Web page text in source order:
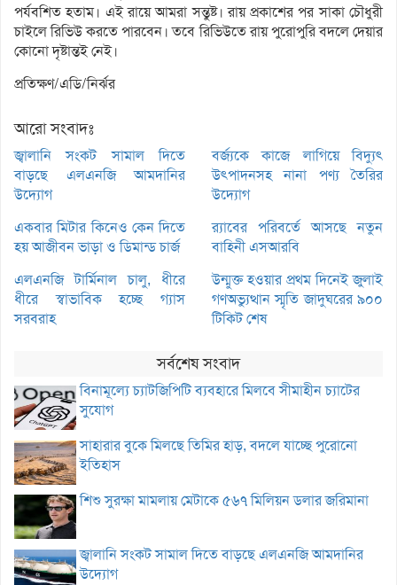
পর্যবশিত হতাম। এই রায়ে আমরা সন্তুষ্ট। রায় প্রকাশের পর সাকা চৌধুরী
চাইলে রিভিউ করতে পারবেন। তবে রিভিউতে রায় পুরোপুরি বদলে দেয়ার
কোনো দৃষ্টান্তই নেই।
প্রতিক্ষণ/এডি/নির্ঝর
আরো সংবাদঃ
জ্বালানি সংকট সামাল দিতে
বাড়ছে এলএনজি আমদানির
উদ্যোগ
বর্জ্যকে কাজে লাগিয়ে বিদ্যুৎ
উৎপাদনসহ নানা পণ্য তৈরির
উদ্যোগ
একবার মিটার কিনেও কেন দিতে
হয় আজীবন ভাড়া ও ডিমান্ড চার্জ
র‌্যাবের পরিবর্তে আসছে নতুন
বাহিনী এসআরবি
এলএনজি টার্মিনাল চালু, ধীরে
ধীরে স্বাভাবিক হচ্ছে গ্যাস
সরবরাহ
উন্মুক্ত হওয়ার প্রথম দিনেই জুলাই
গণঅভ্যুত্থান স্মৃতি জাদুঘরের ৯০০
টিকিট শেষ
সর্বশেষ সংবাদ
বিনামূল্যে চ্যাটজিপিটি ব্যবহারে মিলবে সীমাহীন চ্যাটের
সুযোগ
সাহারার বুকে মিলছে তিমির হাড়, বদলে যাচ্ছে পুরোনো
ইতিহাস
শিশু সুরক্ষা মামলায় মেটাকে ৫৬৭ মিলিয়ন ডলার জরিমানা
জ্বালানি সংকট সামাল দিতে বাড়ছে এলএনজি আমদানির
উদ্যোগ